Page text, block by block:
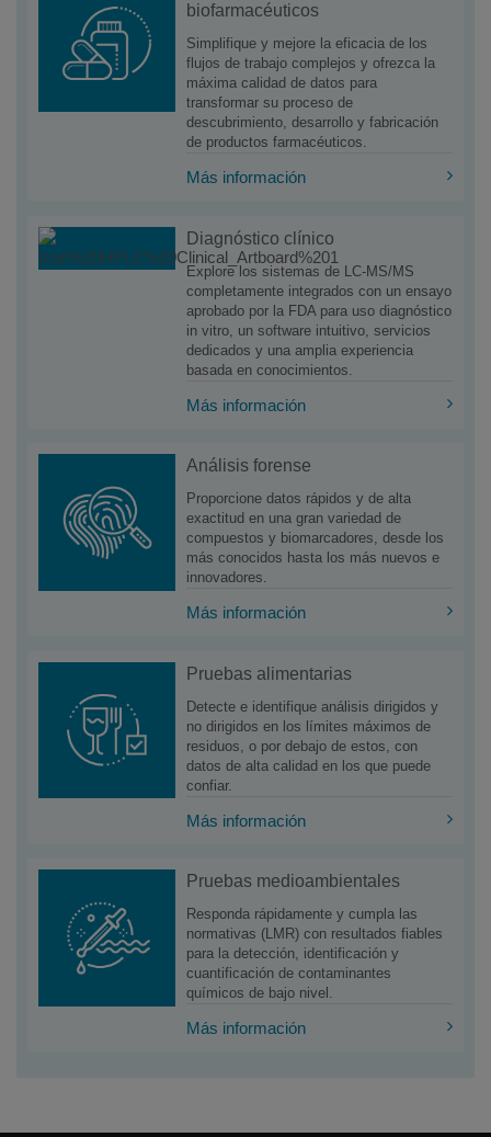
biofarmacéuticos
Simplifique y mejore la eficacia de los
flujos de trabajo complejos y ofrezca la
máxima calidad de datos para
transformar su proceso de
descubrimiento, desarrollo y fabricación
de productos farmacéuticos.
Más información
Diagnóstico clínico
Explore los sistemas de LC-MS/MS
completamente integrados con un ensayo
aprobado por la FDA para uso diagnóstico
in vitro, un software intuitivo, servicios
dedicados y una amplia experiencia
basada en conocimientos.
Más información
Análisis forense
Proporcione datos rápidos y de alta
exactitud en una gran variedad de
compuestos y biomarcadores, desde los
más conocidos hasta los más nuevos e
innovadores.
Más información
Pruebas alimentarias
Detecte e identifique análisis dirigidos y
no dirigidos en los límites máximos de
residuos, o por debajo de estos, con
datos de alta calidad en los que puede
confiar.
Más información
Pruebas medioambientales
Responda rápidamente y cumpla las
normativas (LMR) con resultados fiables
para la detección, identificación y
cuantificación de contaminantes
químicos de bajo nivel.
Más información